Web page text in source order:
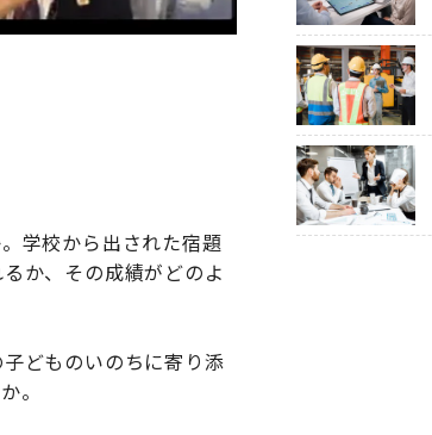
学校から出された宿題
か、その成績がどのよ
どものいのちに寄り添
。